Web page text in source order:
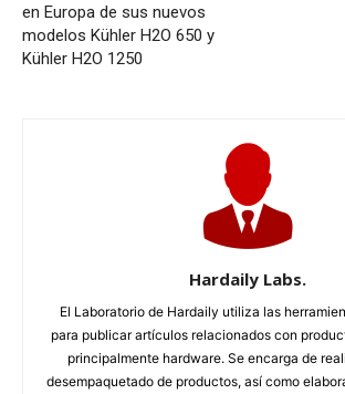
en Europa de sus nuevos
modelos Kühler H2O 650 y
Kühler H2O 1250
Hardaily Labs.
El Laboratorio de Hardaily utiliza las
para publicar artículos relacionados con
principalmente hardware. Se encarga de
desempaquetado de productos, así como